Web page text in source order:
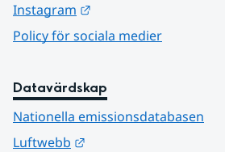
Instagram
Policy för sociala medier
Datavärdskap
Nationella emissionsdatabasen
Luftwebb